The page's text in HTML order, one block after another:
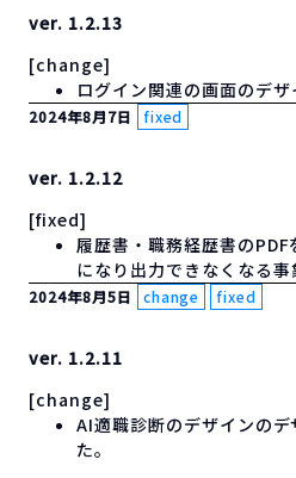
ver. 1.2.13
[change]
ログイン関連の画面のデ
2024年8月7日 fixed
ver. 1.2.12
[fixed]
履歴書・職務経歴書の
になり出力できなくなる事
2024年8月5日 change fixed
ver. 1.2.11
[change]
AI適職診断のデザインの
た。